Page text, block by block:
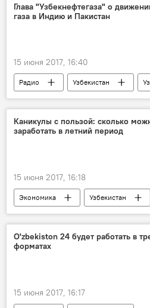
Глава "Узбекнефтегаза" о
газа в Индию и Пакистан
15 июня 2017, 16:40
Радио Узбекистан
ТАПИ
Нефть газ
Каникулы с пользой: сколько
заработать в летний период
15 июня 2017, 16:18
Экономика Узбекистан
O'zbekiston 24 будет работать в
форматах
15 июня 2017, 16:17